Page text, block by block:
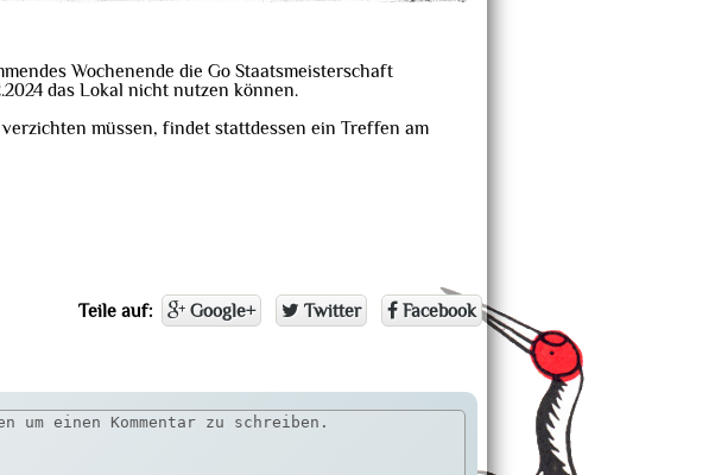
Wochenende die Go Staatsmeisterschaft
das Lokal nicht nutzen können.
müssen, findet stattdessen ein Treffen am
Teile auf: Google+ Twitter Facebook